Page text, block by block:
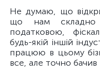
Не думаю, що
що нам
податковою,
будь-якій іншій
працюю в цьому
все, але точно